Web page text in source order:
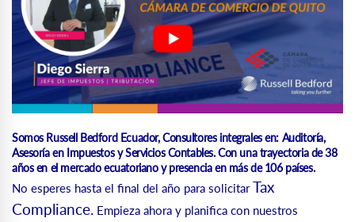
Somos Russell Bedford Ecuador, Consultores integrales en: Auditoría,
Asesoría en Impuestos y Servicios Contables. Con una trayectoria de 38
años en el mercado ecuatoriano y presencia en más de 106 países.
No esperes hasta el final del año para solicitarTax
Compliance. Empieza ahora y planifica con nuestros